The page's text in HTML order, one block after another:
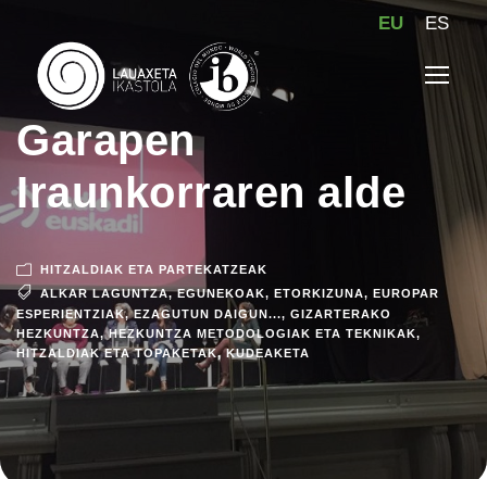
EU ES
Garapen
Iraunkorraren alde
HITZALDIAK ETA PARTEKATZEAK
ALKAR LAGUNTZA, EGUNEKOAK, ETORKIZUNA, EUROPAR
ESPERIENTZIAK, EZAGUTUN DAIGUN..., GIZARTERAKO
HEZKUNTZA, HEZKUNTZA METODOLOGIAK ETA TEKNIKAK,
HITZALDIAK ETA TOPAKETAK, KUDEAKETA